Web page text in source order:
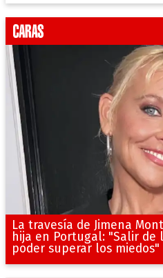
La travesía de Jimena
hija en Portugal: "Salir de
poder superar los miedos"